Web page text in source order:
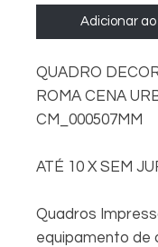
Adicionar
QUADRO
ROMA CENA
CM_000507MM
ATÉ 10 X SEM
Quadros
equipamento de